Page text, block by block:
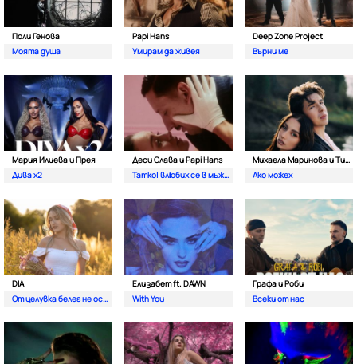
Поли Генова
Моята душа
Papi Hans
Умирам да живея
Deep Zone Project
Върни ме
Мария Илиева и Прея
Дива х2
Деси Слава и Papi Hans
Татко| влюбих се в мъжкар
Михаела Маринова и Тино
Ако можех
DIA
От целувка белег не остава
Елизабет ft. DAWN
With You
Графа и Роби
Всеки от нас